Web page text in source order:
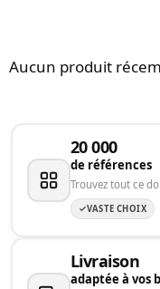
Aucun produit
20 000
de références
Trouvez tout ce
VASTE CHOIX
Livraison
adaptée à vos